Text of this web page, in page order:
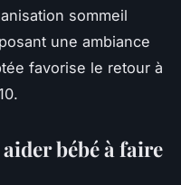
sommeil
une ambiance
favorise le retour à
aider bébé à faire